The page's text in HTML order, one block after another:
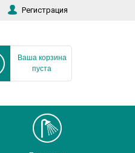
Регистрация
Ваша корзина
пуста